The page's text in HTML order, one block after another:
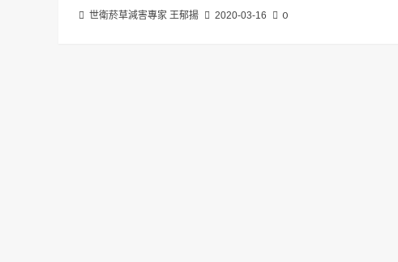
世衛菸草減害專家 王郁揚 2020-03-16 0